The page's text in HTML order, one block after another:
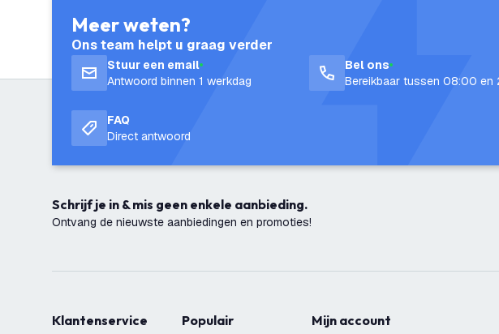
Meer weten?
Ons team helpt u graag verder
Stuur een email
Antwoord binnen 1 werkdag
Bel ons
Bereikbaar tussen 08:00 en
FAQ
Direct antwoord
Schrijf je in & mis geen enkele aanbieding.
Ontvang de nieuwste aanbiedingen en promoties!
Klantenservice Populair Mijn account